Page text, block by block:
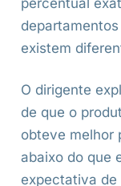
existem
O dirigente
de que o
obteve melhor
abaixo do que
expectativa